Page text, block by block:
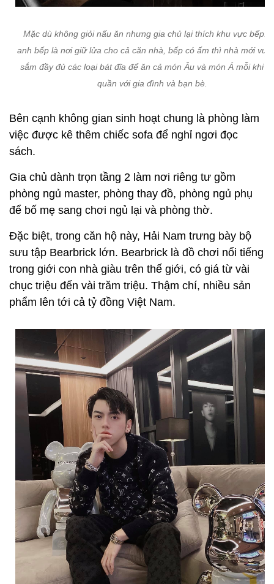
Mặc dù không giỏi nấu ăn nhưng gia chủ lại thích khu vực bếp.
anh bếp là nơi giữ lửa cho cả căn nhà, bếp có ấm thì nhà mới vui.
sắm đầy đủ các loại bát đĩa để ăn cả món Âu và món Á mỗi khi
quần với gia đình và bạn bè.
Bên cạnh không gian sinh hoạt chung là phòng làm
việc được kê thêm chiếc sofa để nghỉ ngơi đọc
sách.
Gia chủ dành trọn tầng 2 làm nơi riêng tư gồm
phòng ngủ master, phòng thay đồ, phòng ngủ phụ
để bố mẹ sang chơi ngủ lại và phòng thờ.
Đặc biệt, trong căn hộ này, Hải Nam trưng bày bộ
sưu tập Bearbrick lớn. Bearbrick là đồ chơi nổi tiếng
trong giới con nhà giàu trên thế giới, có giá từ vài
chục triệu đến vài trăm triệu. Thậm chí, nhiều sản
phẩm lên tới cả tỷ đồng Việt Nam.